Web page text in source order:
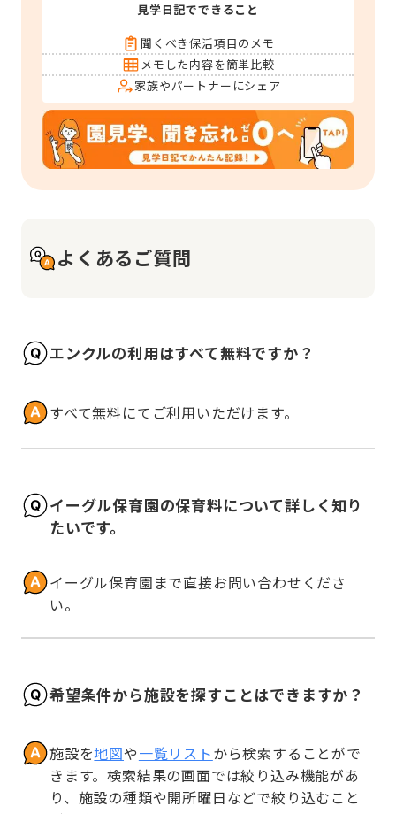
見学日記でできること
聞くべき保活項目のメモ
メモした内容を簡単比較
家族やパートナーにシェア
よくあるご質問
エンクルの利用はすべて無料ですか？
すべて無料にてご利用いただけます。
イーグル保育園の保育料について詳しく知り
たいです。
イーグル保育園まで直接お問い合わせくださ
い。
希望条件から施設を探すことはできますか？
施設を地図や一覧リストから検索することがで
きます。検索結果の画面では絞り込み機能があ
り、施設の種類や開所曜日などで絞り込むこと